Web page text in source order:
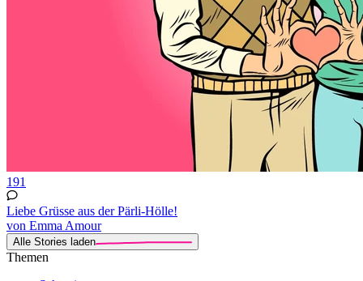
191
Liebe Grüsse aus der Pärli-Hölle!
von Emma Amour
Alle Stories laden
Themen